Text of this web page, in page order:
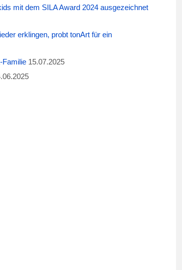
mit dem SILA Award 2024 ausgezeichnet
erklingen, probt tonArt für ein
Familie 15.07.2025